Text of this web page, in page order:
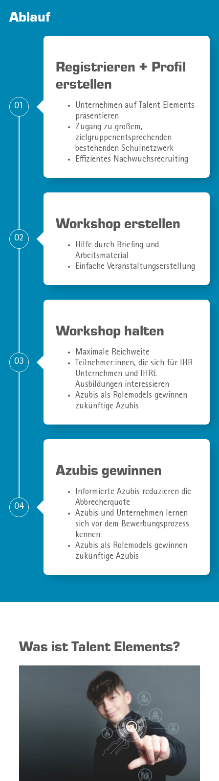
Ablauf
Registrieren + Profil
erstellen
Unternehmen auf Talent Elements
präsentieren
Zugang zu großem,
zielgruppenentsprechenden
bestehenden Schulnetzwerk
Effizientes Nachwuchsrecruiting
01
Workshop erstellen
Hilfe durch Briefing und
Arbeitsmaterial
Einfache Veranstaltungserstellung
02
Workshop halten
Maximale Reichweite
Teilnehmer:innen, die sich für IHR
Unternehmen und IHRE
Ausbildungen interessieren
Azubis als Rolemodels gewinnen
zukünftige Azubis
03
Azubis gewinnen
Informierte Azubis reduzieren die
Abbrecherquote
Azubis und Unternehmen lernen
sich vor dem Bewerbungsprozess
kennen
Azubis als Rolemodels gewinnen
zukünftige Azubis
04
Was ist Talent Elements?